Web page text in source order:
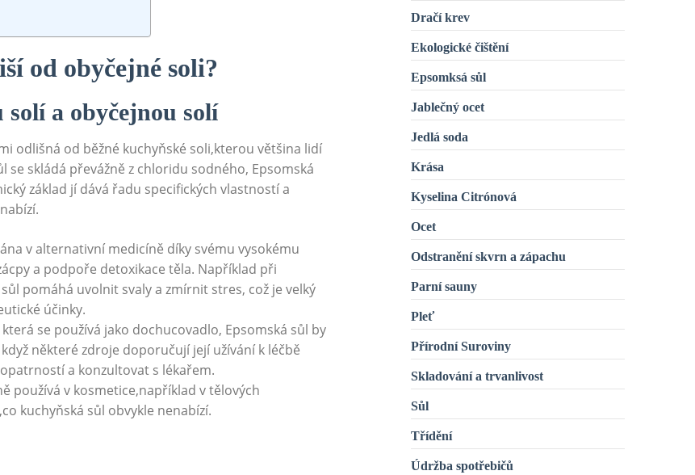
od obyčejné soli?
a obyčejnou solí
odlišná od běžné kuchyňské soli,kterou většina lidí
skládá převážně z chloridu sodného, Epsomská
základ jí dává řadu specifických vlastností a
v alternativní medicíně díky svému vysokému
a podpoře detoxikace těla. Například při
pomáhá uvolnit svaly a zmírnit stres, což je velký
účinky.
se používá jako dochucovadlo, Epsomská sůl by
některé zdroje doporučují její užívání k léčbě
a konzultovat s lékařem.
používá v kosmetice,například v tělových
kuchyňská sůl obvykle nenabízí.
Dračí krev
Ekologické čištění
Epsomksá sůl
Jablečný ocet
Jedlá soda
Krása
Kyselina Citrónová
Ocet
Odstranění skvrn a zápachu
Parní sauny
Pleť
Přírodní Suroviny
Skladování a trvanlivost
Sůl
Třídění
Údržba spotřebičů